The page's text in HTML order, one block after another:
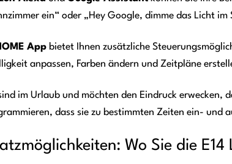
ein“ oder „Hey Google, dimme das Licht
App bietet Ihnen zusätzliche
anpassen, Farben ändern und Zeitpläne
im Urlaub und möchten den Eindruck erwecken,
dass sie zu bestimmten Zeiten ein- und
Wo Sie die E14